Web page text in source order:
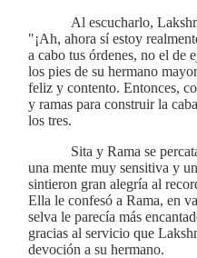
Al escucharlo,
"¡Ah, ahora sí estoy
a cabo tus órdenes, no el de
los pies de su hermano
feliz y contento. Entonces,
y ramas para construir la
los tres.
Sita y Rama se
una mente muy sensitiva y
sintieron gran alegría al
Ella le confesó a Rama, en
selva le parecía más
gracias al servicio que
devoción a su hermano.